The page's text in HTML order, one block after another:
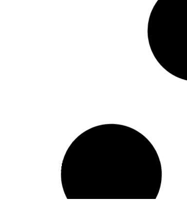
LEER MÁS »
25 mayo, 2017
Guillermo Correa
25 mayo, 2017
Carlos Andres